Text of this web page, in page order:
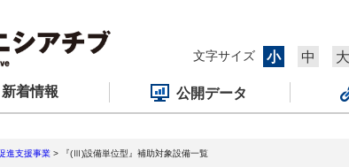
文字サイズ
小 中 大
新着情報 公開データ
進支援事業 > 『(Ⅲ)設備単位型』補助対象設備一覧